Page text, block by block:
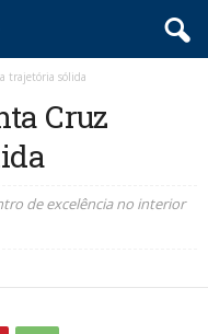
trajetória sólida
Cruz
de excelência no interior